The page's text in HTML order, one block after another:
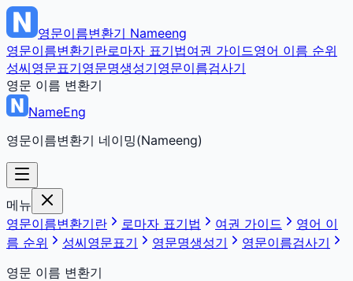
영문이름변환기 Nameeng
영문이름변환기란로마자 표기법여권 가이드영어 이름 순위
성씨영문표기영문명생성기영문이름검사기
영문 이름 변환기
NameEng
영문이름변환기 네이밍(Nameeng)
메뉴
영문이름변환기란
로마자 표기법 여권 가이드
영어 이
름 순위
성씨영문표기 영문명생성기
영문이름검사기
영문 이름 변환기